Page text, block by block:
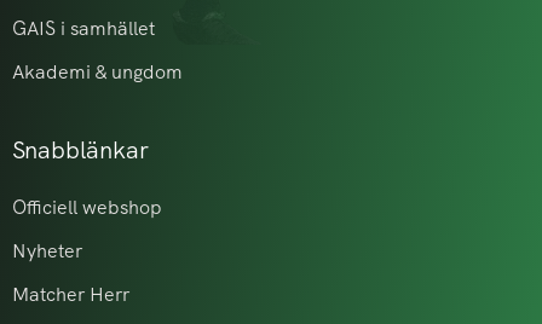
GAIS i samhället
Akademi & ungdom
Snabblänkar
Officiell webshop
Nyheter
Matcher Herr